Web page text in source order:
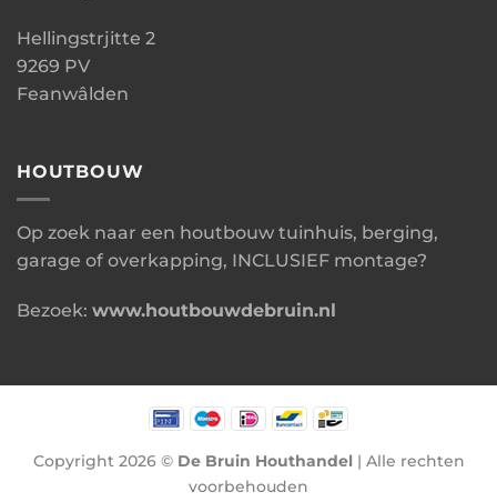
Hellingstrjitte 2
9269 PV
Feanwâlden
HOUTBOUW
Op zoek naar een houtbouw tuinhuis, berging,
garage of overkapping, INCLUSIEF montage?
Bezoek: www.houtbouwdebruin.nl
Copyright 2026 © De Bruin Houthandel | Alle rechten
voorbehouden